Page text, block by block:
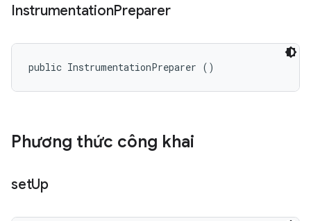
InstrumentationPreparer
public InstrumentationPreparer ()
Phương thức công khai
setUp